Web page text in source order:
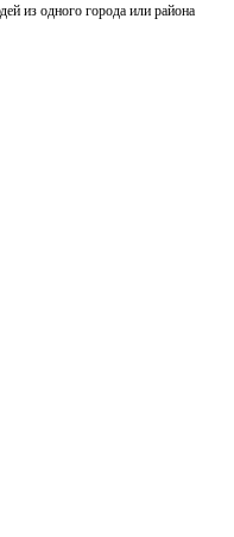
из одного города или района